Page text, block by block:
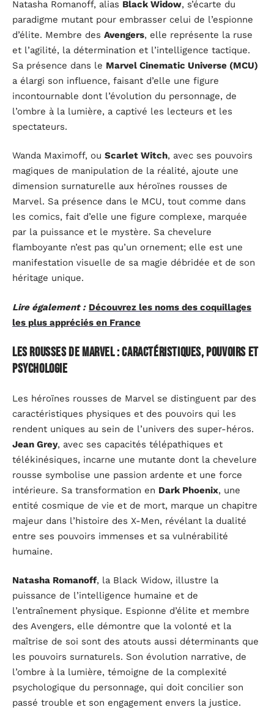
Natasha Romanoff, alias Black Widow, s’écarte du
paradigme mutant pour embrasser celui de l’espionne
d’élite. Membre des Avengers, elle représente la ruse
et l’agilité, la détermination et l’intelligence tactique.
Sa présence dans le Marvel Cinematic Universe (MCU)
a élargi son influence, faisant d’elle une figure
incontournable dont l’évolution du personnage, de
l’ombre à la lumière, a captivé les lecteurs et les
spectateurs.
Wanda Maximoff, ou Scarlet Witch, avec ses pouvoirs
magiques de manipulation de la réalité, ajoute une
dimension surnaturelle aux héroïnes rousses de
Marvel. Sa présence dans le MCU, tout comme dans
les comics, fait d’elle une figure complexe, marquée
par la puissance et le mystère. Sa chevelure
flamboyante n’est pas qu’un ornement; elle est une
manifestation visuelle de sa magie débridée et de son
héritage unique.
Lire également : Découvrez les noms des coquillages
les plus appréciés en France
Les rousses de Marvel : caractéristiques, pouvoirs et
psychologie
Les héroïnes rousses de Marvel se distinguent par des
caractéristiques physiques et des pouvoirs qui les
rendent uniques au sein de l’univers des super-héros.
Jean Grey, avec ses capacités télépathiques et
télékinésiques, incarne une mutante dont la chevelure
rousse symbolise une passion ardente et une force
intérieure. Sa transformation en Dark Phoenix, une
entité cosmique de vie et de mort, marque un chapitre
majeur dans l’histoire des X-Men, révélant la dualité
entre ses pouvoirs immenses et sa vulnérabilité
humaine.
Natasha Romanoff, la Black Widow, illustre la
puissance de l’intelligence humaine et de
l’entraînement physique. Espionne d’élite et membre
des Avengers, elle démontre que la volonté et la
maîtrise de soi sont des atouts aussi déterminants que
les pouvoirs surnaturels. Son évolution narrative, de
l’ombre à la lumière, témoigne de la complexité
psychologique du personnage, qui doit concilier son
passé trouble et son engagement envers la justice.